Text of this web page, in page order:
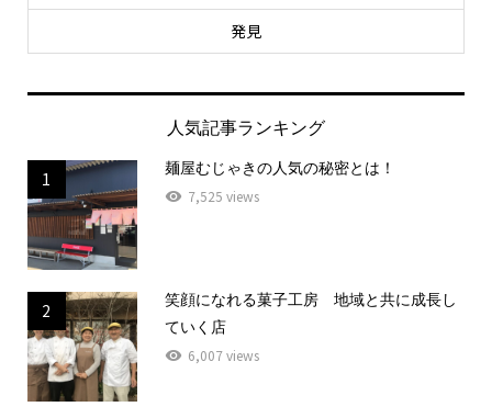
発見
人気記事ランキング
1
麺屋むじゃきの人気の秘密とは！
7,525 views
2
笑顔になれる菓子工房 地域と共に成長し
ていく店
6,007 views